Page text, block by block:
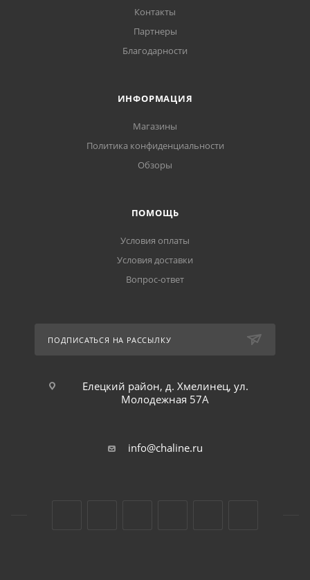
Контакты
Партнеры
Благодарности
ИНФОРМАЦИЯ
Магазины
Политика конфиденциальности
Обзоры
ПОМОЩЬ
Условия оплаты
Условия доставки
Вопрос-ответ
ПОДПИСАТЬСЯ НА РАССЫЛКУ
Елецкий район, д. Хмелинец, ул.
Молодежная 57А
info@chaline.ru